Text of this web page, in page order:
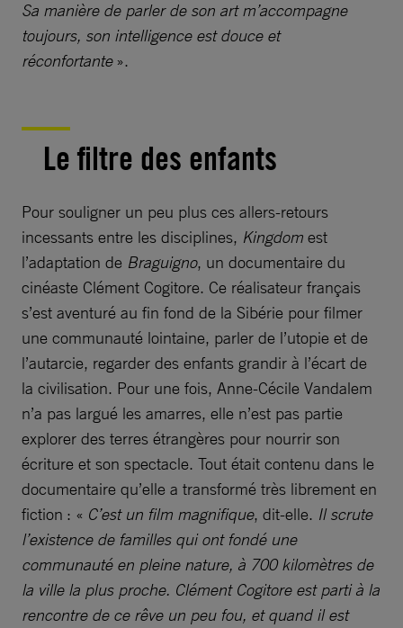
Sa manière de parler de son art m’accompagne
toujours, son intelligence est douce et
réconfortante».
Le filtre des enfants
Pour souligner un peu plus ces allers-retours
incessants entre les disciplines, Kingdom est
l’adaptation de Braguigno, un documentaire du
cinéaste Clément Cogitore. Ce réalisateur français
s’est aventuré au fin fond de la Sibérie pour filmer
une communauté lointaine, parler de l’utopie et de
l’autarcie, regarder des enfants grandir à l’écart de
la civilisation. Pour une fois, Anne-Cécile Vandalem
n’a pas largué les amarres, elle n’est pas partie
explorer des terres étrangères pour nourrir son
écriture et son spectacle. Tout était contenu dans le
documentaire qu’elle a transformé très librement en
fiction : « C’est un film magnifique, dit-elle. Il scrute
l’existence de familles qui ont fondé une
communauté en pleine nature, à 700 kilomètres de
la ville la plus proche. Clément Cogitore est parti à la
rencontre de ce rêve un peu fou, et quand il est